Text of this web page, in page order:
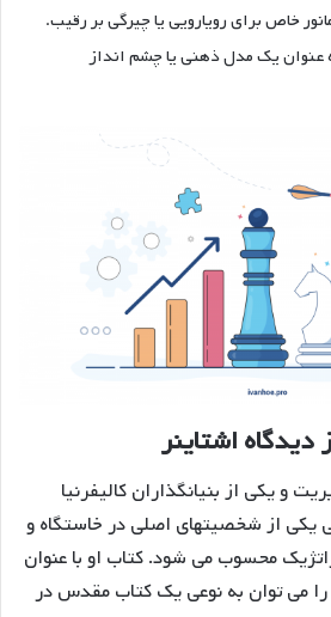
خاص برای رویارویی یا چیرگی بر رقیب.
عنوان یک مدل ذهنی یا چشم انداز
اشتاینر
و یکی از بنیانگذاران کالیفرنیا
یکی از شخصیتهای اصلی در خاستگاه و
محسوب می شود. کتاب او با عنوان
را می توان به نوعی یک کتاب مقدس در